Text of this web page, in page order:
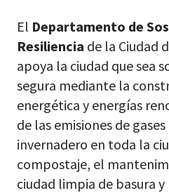
El Departamento de
Resiliencia de la Ciudad
apoya la ciudad que sea
segura mediante la
energética y energías
de las emisiones de
invernadero en toda la
compostaje, el
ciudad limpia de basura y